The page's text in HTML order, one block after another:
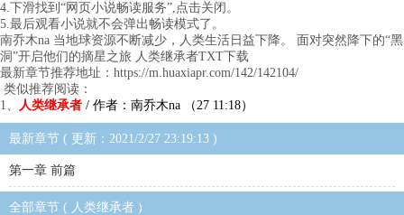
4.下滑找到“网页小说畅读服务”,点击关闭。
5.最后观看小说就不会弹出畅读模式了。
南乔木na 当地球资源不断减少，人类生活日益下降。 面对突然降下的“黑
洞”开启他们的摘星之旅 人类继承者TXT下载
最新章节推荐地址：https://m.huaxiapr.com/142/142104/
类似推荐阅读：
1、
人类继承者 / 作者：南乔木na （27 11:18）
最新章节 ( 更新：2021/2/27 23:19:13 )
第一章 前篇
全部章节 ( 人类继承者 )